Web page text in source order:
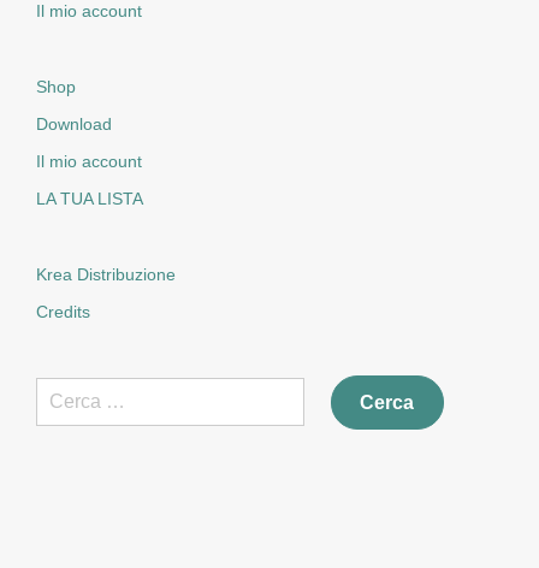
Il mio account
Shop
Download
Il mio account
LA TUA LISTA
Krea Distribuzione
Credits
per: